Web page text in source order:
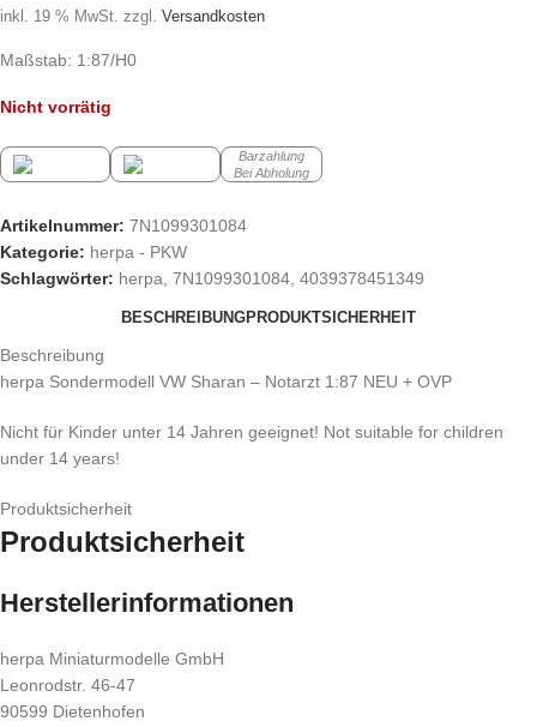
inkl. 19 % MwSt. zzgl. Versandkosten
Maßstab: 1:87/H0
Nicht vorrätig
Barzahlung
Bei Abholung
Artikelnummer: 7N1099301084
Kategorie: herpa - PKW
Schlagwörter: herpa, 7N1099301084, 4039378451349
BESCHREIBUNGPRODUKTSICHERHEIT
Beschreibung
herpa Sondermodell VW Sharan – Notarzt 1:87 NEU + OVP
Nicht für Kinder unter 14 Jahren geeignet! Not suitable for children
under 14 years!
Produktsicherheit
Produktsicherheit
Herstellerinformationen
herpa Miniaturmodelle GmbH
Leonrodstr. 46-47
90599 Dietenhofen